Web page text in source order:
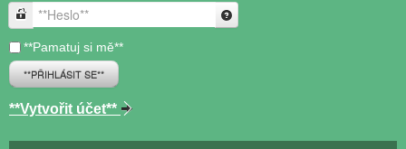
**Heslo**
**Pamatuj si mě**
**PŘIHLÁSIT SE**
**Vytvořit účet**